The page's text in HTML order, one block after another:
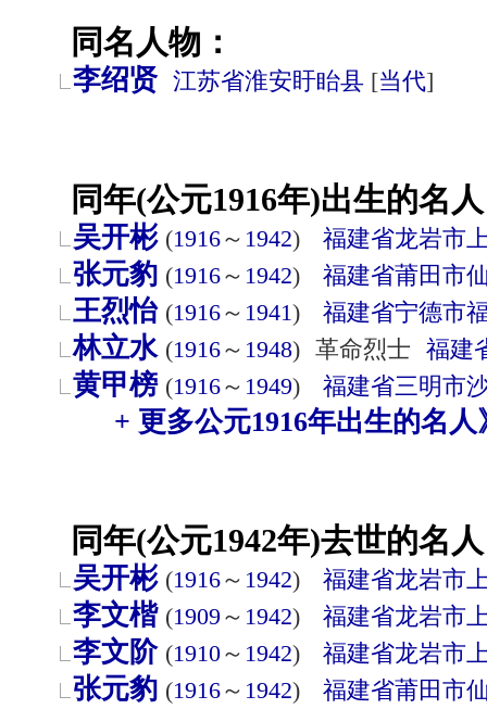
同名人物：
李绍贤 江苏省淮安盱眙县 [当代]
同年(公元1916年)出生的名
吴开彬 (1916～ 1942) 福建省龙岩市
张元豹 (1916～ 1942) 福建省莆田市
王烈怡 (1916～ 1941) 福建省宁德市
林立水 (1916～ 1948) 革命烈士 福建
黄甲榜 (1916～ 1949) 福建省三明市
+ 更多公元1916年出生的名人
同年(公元1942年)去世的名
吴开彬 (1916～ 1942) 福建省龙岩市
李文楷 (1909 ～ 1942) 福建省龙岩市
李文阶 (1910～ 1942) 福建省龙岩市
张元豹 (1916～ 1942) 福建省莆田市